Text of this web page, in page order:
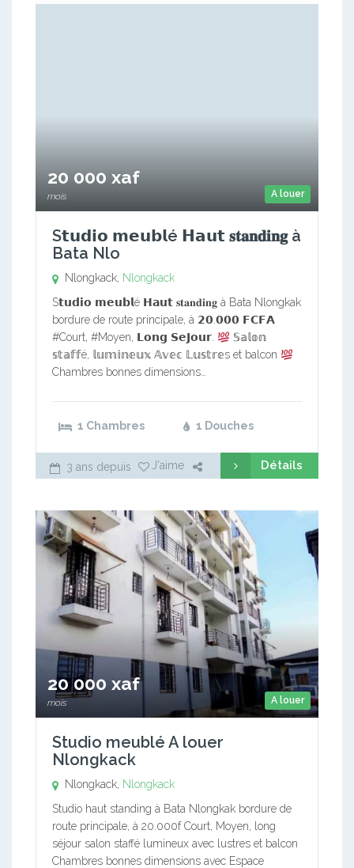
A louer
20 000 xaf
mois
S𝘁𝘂𝗱𝗶𝗼 𝗺𝗲𝘂𝗯𝗹é 𝗛𝗮𝘂𝘁 𝐬𝐭𝐚𝐧𝐝𝐢𝐧𝐠 à
Bata Nlo
Nlongkack, Nlongkack
S𝘁𝘂𝗱𝗶𝗼 𝗺𝗲𝘂𝗯𝗹é 𝗛𝗮𝘂𝘁 𝐬𝐭𝐚𝐧𝐝𝐢𝐧𝐠 à Bata Nlongkak
bordure de route principale, à 𝟮𝟬.𝟬𝟬𝟬 𝗙𝗖𝗙𝗔
#Court, #Moyen, 𝗟𝗼𝗻𝗴 𝗦𝗲𝗝𝗼𝘂𝗿.
𝕊𝕒𝕝𝕠𝕟
𝕤𝕥𝕒𝕗𝕗é, 𝕝𝕦𝕞𝕚𝕟𝕖𝕦𝕩 𝔸𝕧𝕖𝕔 𝕃𝕦𝕤𝕥𝕣𝕖s et balcon
Chambres bonnes dimensions…
1 Chambres 1 Douches
3 ans depuis J'aime Détails
A louer
20 000 xaf
mois
Studio meublé A louer
Nlongkack
Nlongkack, Nlongkack
Studio haut standing à Bata Nlongkak bordure de
route principale, à 20.000f Court, Moyen, long
séjour salon staffé lumineux avec lustres et balcon
Chambres bonnes dimensions avec Espace